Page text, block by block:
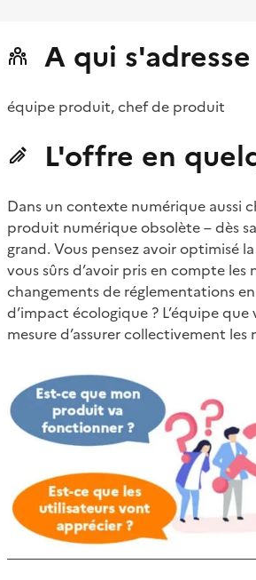
A qui
équipe produit, chef de produit
L'offre en
Dans un contexte numérique aussi
produit numérique obsolète – dès
grand. Vous pensez avoir optimisé
vous sûrs d’avoir pris en compte
changements de réglementations
d’impact écologique ? L’équipe
mesure d’assurer collectivement